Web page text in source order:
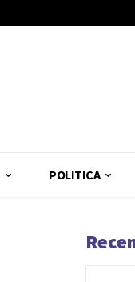
POLITICA